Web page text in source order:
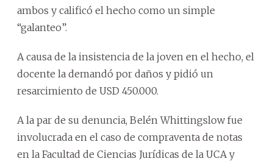
ambos y calificó el hecho como un simple
“galanteo”.
A causa de la insistencia de la joven en el hecho, el
docente la demandó por daños y pidió un
resarcimiento de USD 450.000.
A la par de su denuncia, Belén Whittingslow fue
involucrada en el caso de compraventa de notas
en la Facultad de Ciencias Jurídicas de la UCA y